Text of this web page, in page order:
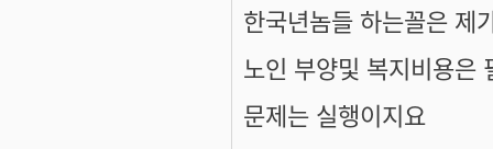
한국년놈들 하는꼴은 제
노인 부양및 복지비용은
문제는 실행이지요